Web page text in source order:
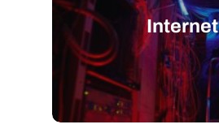
Internet